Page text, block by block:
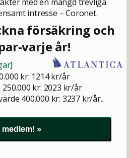
intresse – Coronet.
försäkring och
varje år!
]
kr: 1214 kr/år
kr: 2023 kr/år
400.000 kr: 3237 kr/år...